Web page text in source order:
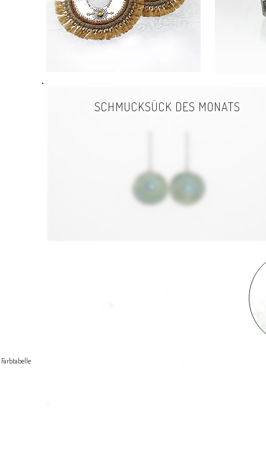
SCHMUCKSÜCK DES MONATS
Farbtabelle